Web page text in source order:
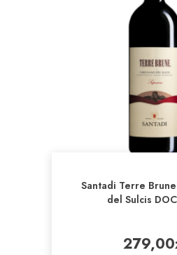
Santadi Terre
del Sulcis
279,00